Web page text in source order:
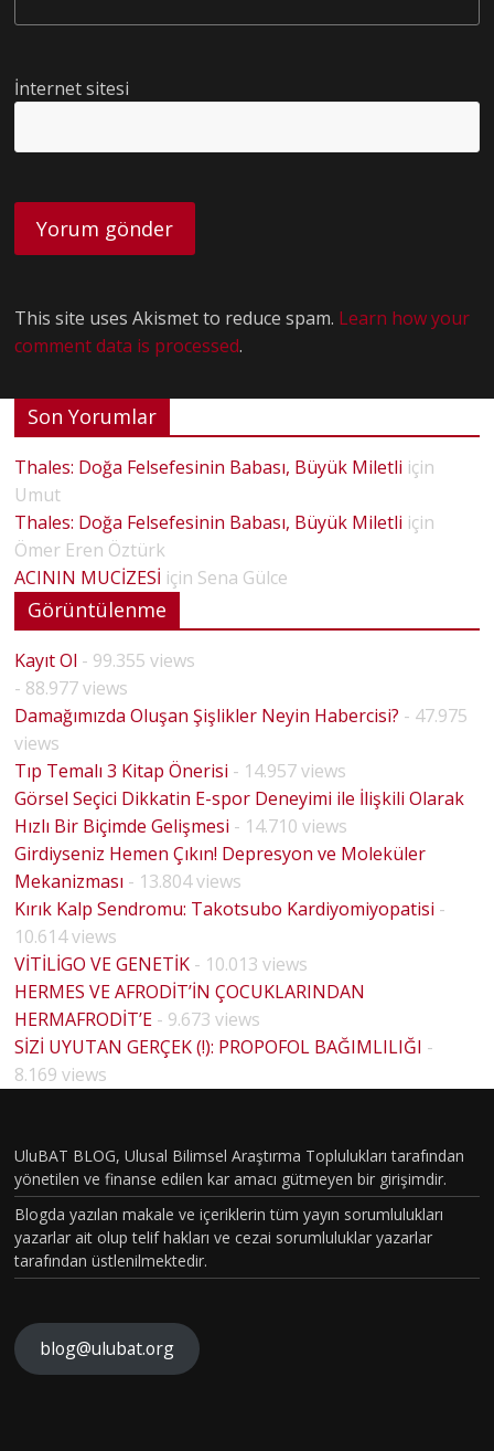
İnternet sitesi
This site uses Akismet to reduce spam. Learn how your
comment data is processed.
Son Yorumlar
Thales: Doğa Felsefesinin Babası, Büyük Miletli için
Umut
Thales: Doğa Felsefesinin Babası, Büyük Miletli için
Ömer Eren Öztürk
ACININ MUCİZESİ için Sena Gülce
Görüntülenme
Kayıt Ol - 99.355 views
- 88.977 views
Damağımızda Oluşan Şişlikler Neyin Habercisi? - 47.975
views
Tıp Temalı 3 Kitap Önerisi - 14.957 views
Görsel Seçici Dikkatin E-spor Deneyimi ile İlişkili Olarak
Hızlı Bir Biçimde Gelişmesi - 14.710 views
Girdiyseniz Hemen Çıkın! Depresyon ve Moleküler
Mekanizması - 13.804 views
Kırık Kalp Sendromu: Takotsubo Kardiyomiyopatisi -
10.614 views
VİTİLİGO VE GENETİK - 10.013 views
HERMES VE AFRODİT’İN ÇOCUKLARINDAN
HERMAFRODİT’E - 9.673 views
SİZİ UYUTAN GERÇEK (!): PROPOFOL BAĞIMLILIĞI -
8.169 views
UluBAT BLOG, Ulusal Bilimsel Araştırma Toplulukları tarafından
yönetilen ve finanse edilen kar amacı gütmeyen bir girişimdir.
Blogda yazılan makale ve içeriklerin tüm yayın sorumlulukları
yazarlar ait olup telif hakları ve cezai sorumluluklar yazarlar
tarafından üstlenilmektedir.
blog@ulubat.org
BİYOLO
TOPLU
MSAL
CİNSİYE
T
MLARIN